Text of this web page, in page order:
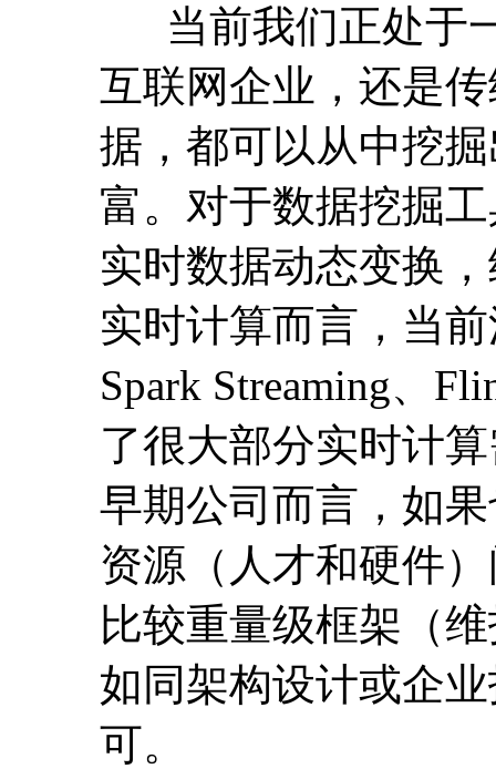
当前我们正处于
互联网企业，还是
据，都可以从中挖
富。对于数据挖掘
实时数据动态变换
实时计算而言，当
Spark Streaming、
了很大部分实时计
早期公司而言，如
资源（人才和硬件
比较重量级框架（
如同架构设计或企
可。